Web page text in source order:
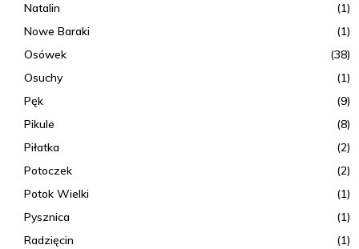
Natalin
(1)
Nowe Baraki
(1)
Osówek
(38)
Osuchy
(1)
Pęk
(9)
Pikule
(8)
Piłatka
(2)
Potoczek
(2)
Potok Wielki
(1)
Pysznica
(1)
Radzięcin
(1)